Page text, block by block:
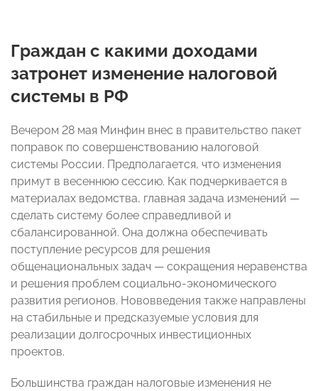
Граждан с какими доходами
затронет изменение налоговой
системы в РФ
Вечером 28 мая Минфин внес в правительство пакет
поправок по совершенствованию налоговой
системы России. Предполагается, что изменения
примут в весеннюю сессию. Как подчеркивается в
материалах ведомства, главная задача изменений —
сделать систему более справедливой и
сбалансированной. Она должна обеспечивать
поступление ресурсов для решения
общенациональных задач — сокращения неравенства
и решения проблем социально-экономического
развития регионов. Нововведения также направлены
на стабильные и предсказуемые условия для
реализации долгосрочных инвестиционных
проектов.
Большинства граждан налоговые изменения не